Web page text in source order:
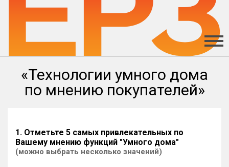
«Технологии умного дома
по мнению покупателей»
1. Отметьте 5 самых привлекательных по
Вашему мнению функций "Умного дома"
(можно выбрать несколько значений)